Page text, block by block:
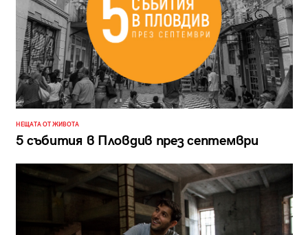
НЕЩАТА ОТ ЖИВОТА
5 събития в Пловдив през септември